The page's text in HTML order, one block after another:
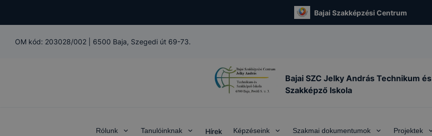
Bajai Szakképzési Centrum
OM kód: 203028/002 6500 Baja, Szegedi út 69-73.
Bajai SZC Jelky András Technikum és
Szakképző Iskola
Rólunk Tanulóinknak Hírek Képzéseink Szakmai dokumentumok Projektek